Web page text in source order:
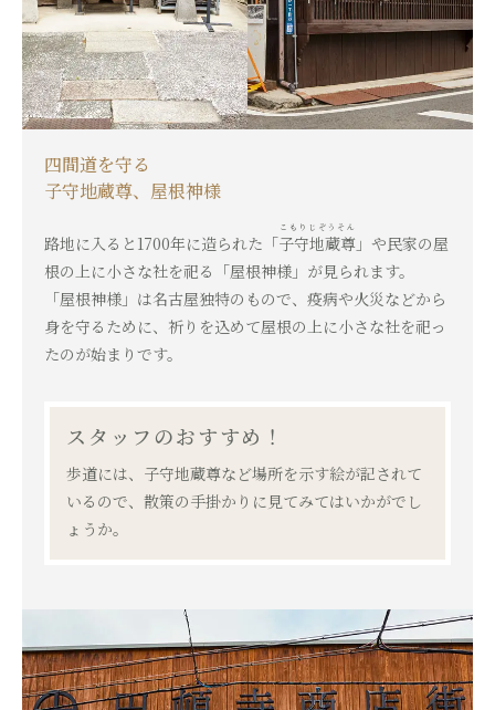
四間道を守る
子守地蔵尊、屋根神様
路地に入ると1700年に造られた「子守地蔵尊
こもりじぞうそん
」や民家の屋
根の上に小さな社を祀る「屋根神様」が見られます。
「屋根神様」は名古屋独特のもので、疫病や火災などから
身を守るために、祈りを込めて屋根の上に小さな社を祀っ
たのが始まりです。
スタッフのおすすめ！
歩道には、子守地蔵尊など場所を示す絵が記されて
いるので、散策の手掛かりに見てみてはいかがでし
ょうか。